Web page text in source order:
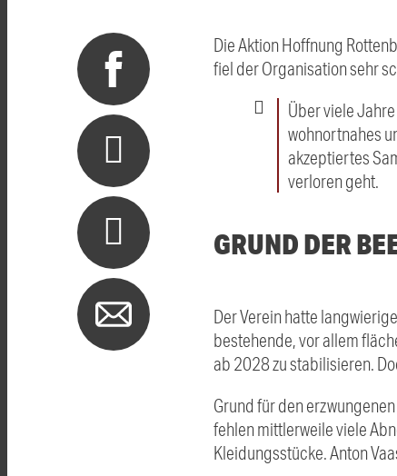
Die Aktion Hoffnung
fiel der Organisation sehr
Über viele
wohnortnahes
akzeptiertes
verloren geht.
GRUND DER
Der Verein hatte
bestehende, vor allem
ab 2028 zu stabilisieren.
Grund für den
fehlen mittlerweile viele
Kleidungsstücke. Anton